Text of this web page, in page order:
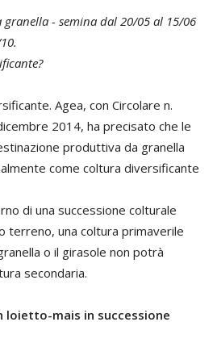
granella - semina dal 20/05 al 15/06
Agea, con Circolare n.
2014, ha precisato che le
produttiva da granella
come coltura diversificante
di una successione colturale
terreno, una coltura primaverile
o il girasole non potrà
secondaria.
loietto-mais in successione